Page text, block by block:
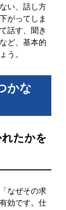
い、話し方
がってしま
話す、聞き
ど、基本的
う。
かな
たかを
なぜその求
効です。仕